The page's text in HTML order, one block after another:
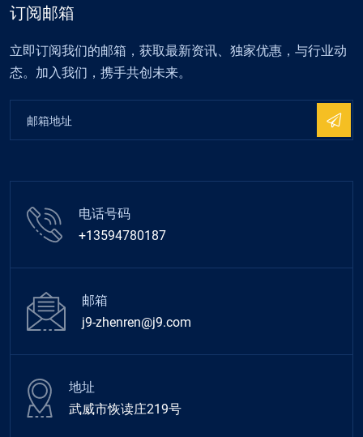
订阅邮箱
立即订阅我们的邮箱，获取最新资讯、独家优惠，与行业动
态。加入我们，携手共创未来。
电话号码
+13594780187
邮箱
j9-zhenren@j9.com
地址
武威市恢读庄219号